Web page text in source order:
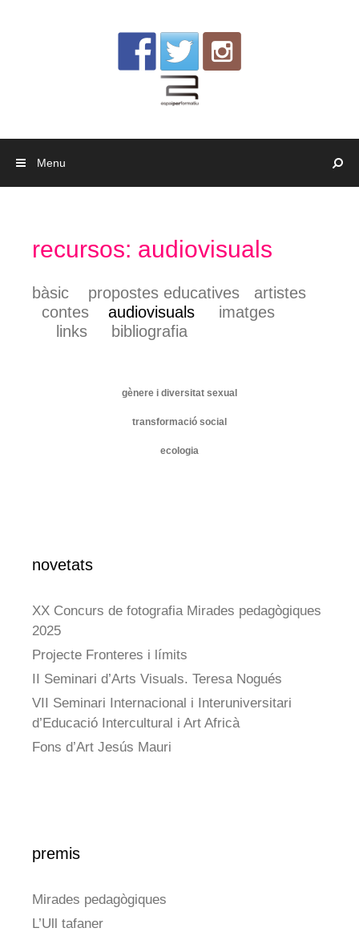
Menu
recursos: audiovisuals
bàsic propostes educatives
artistes
contes
audiovisuals
imatges
links
bibliografia
gènere i diversitat sexual
transformació social
ecologia
novetats
XX Concurs de fotografia Mirades pedagògiques
2025
Projecte Fronteres i límits
II Seminari d’Arts Visuals. Teresa Nogués
VII Seminari Internacional i Interuniversitari
d’Educació Intercultural i Art Africà
Fons d’Art Jesús Mauri
premis
Mirades pedagògiques
L’Ull tafaner